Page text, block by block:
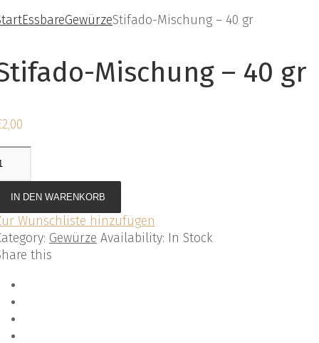
EssbareGewürzeStifado-Mischung – 40 gr
Mischung – 40 gr
2,00
IN DEN WARENKORB
Wunschliste hinzufügen
Gewürze Availability: In Stock
this